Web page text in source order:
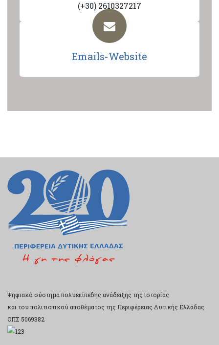
(+30) 2610327217
Emails-Website
Ψηφιακό σύστημα πολυεπίπεδης ανάδειξης της ιστορίας
και του πολιτιστικού αποθέματος της Περιφέρειας Δυτικής Ελλάδας
ΟΠΣ 5069382